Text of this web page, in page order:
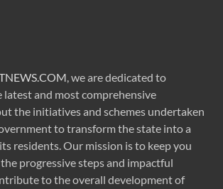
, we are dedicated to
latest and most comprehensive
the initiatives and schemes undertaken
to transform the state into a
residents. Our mission is to keep you
progressive steps and impactful
to the overall development of